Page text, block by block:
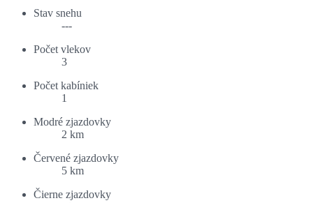
Stav snehu
---
Počet vlekov
3
Počet kabíniek
1
Modré zjazdovky
2 km
Červené zjazdovky
5 km
Čierne zjazdovky